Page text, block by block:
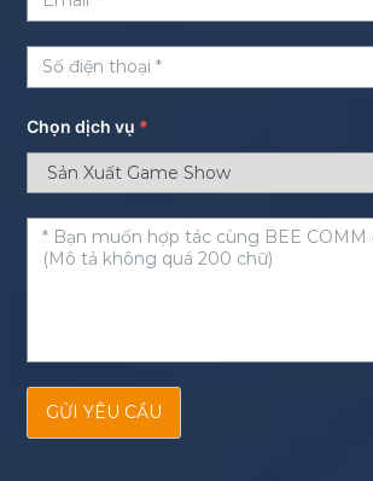
Chọn dịch vụ *
GỬI YÊU CẦU